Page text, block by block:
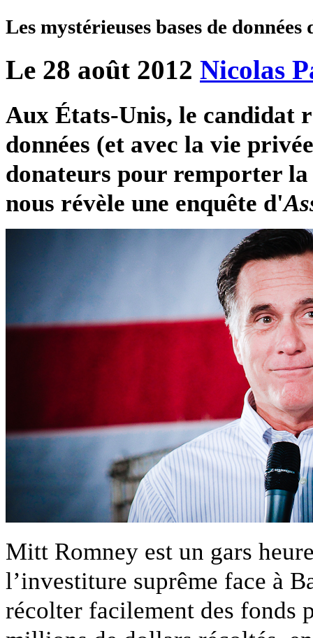
Les mystérieuses bases de
Le 28 août 2012 Nicolas
Aux États-Unis, le candidat
données (et avec la vie
donateurs pour remporter
nous révèle une enquête d'
Mitt Romney est un gars
l’investiture suprême face à
récolter facilement des fonds